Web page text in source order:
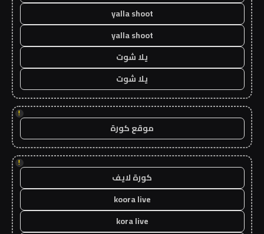
yalla shoot
yalla shoot
يلا شوت
يلا شوت
!
موقع كورة
!
كورة لايف
koora live
kora live